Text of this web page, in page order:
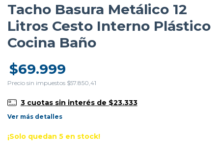
Tacho Basura Metálico 12
Litros Cesto Interno Plástico
Cocina Baño
$69.999
Precio sin impuestos $57.850,41
3 cuotas sin interés de $23.333
Ver más detalles
¡Solo quedan 5 en stock!